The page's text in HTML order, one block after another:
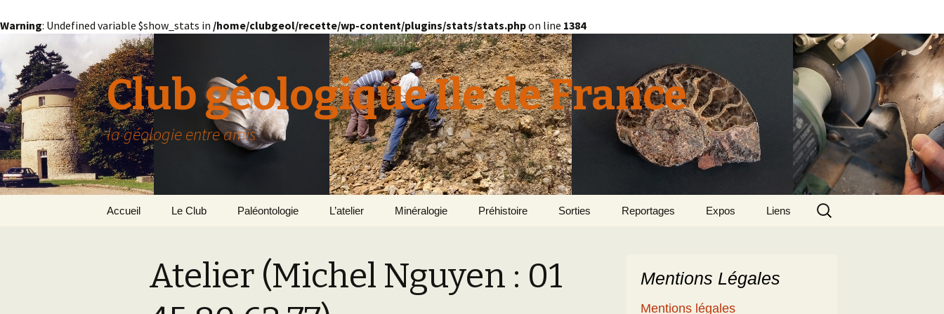
Warning: Undefined variable $show_stats in /home/clubgeol/recette/wp-content/plugins/stats/stats.phpon line 1384
Club géologique Ile de France
la géologie entre amis
Accueil Le Club
Paris
Grignon
Paléontologie
Le Bassin Parisien
Géomorphologie du
Bassin Parisien
GRIGNON – 78
L’atelier Minéralogie Préhistoire Sorties Reportages
Henri
Le patrimoine
Expos Liens
Rechercher :
Atelier (Michel Nguyen : 01
Mentions Légales
Mentions légales